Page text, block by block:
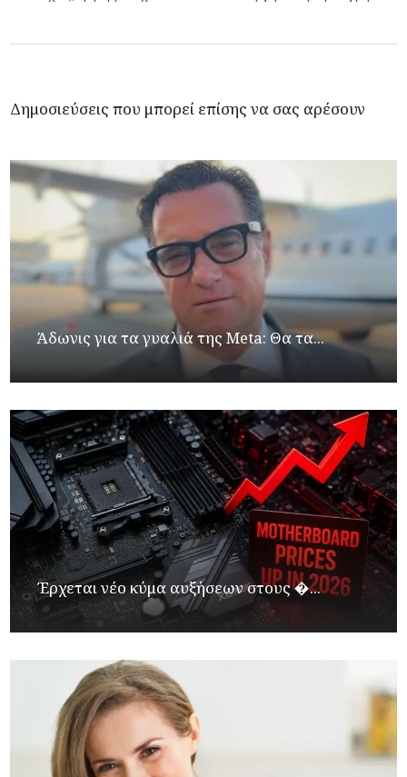
Δημοσιεύσεις που μπορεί επίσης να σας αρέσουν
Άδωνις για τα γυαλιά της Meta: Θα τα...
Έρχεται νέο κύμα αυξήσεων στους �...